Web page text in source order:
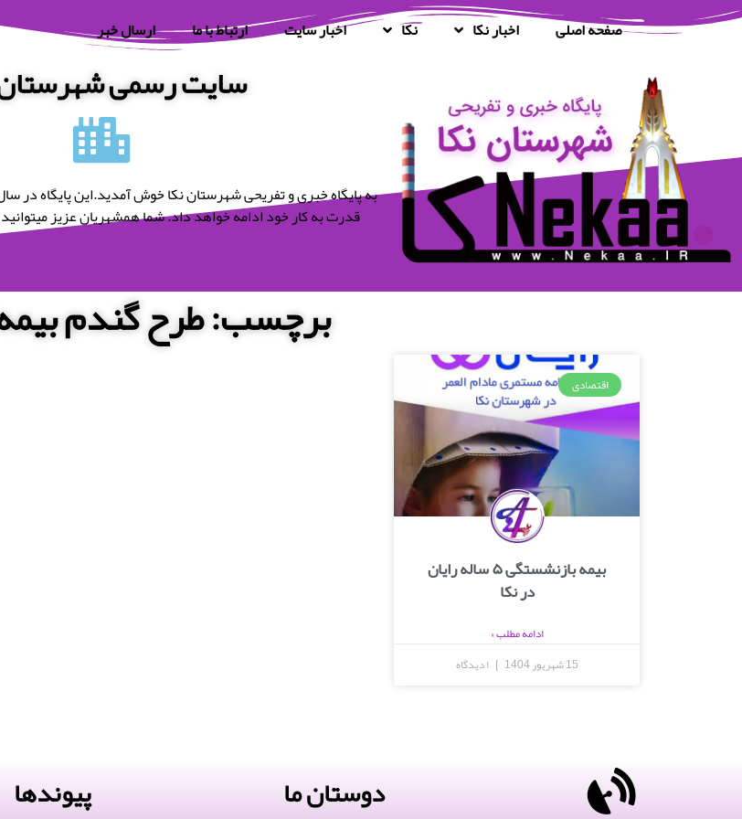
صفحه اصلی اخبار نکا نکا اخبار سایت ارتباط با ما ارسال خبر
سایت رسمی
قدرت به کار خود ادامه خواهد داد. شما همشهریان عزیز میتوانید
برچسب: طرح گندم
اقتصادی
بیمه بازنشستگی ۵ ساله رایان
در نکا
ادامه مطلب »
15 شهریور 1404
۱ دیدگاه
دوستان ما پیوندها